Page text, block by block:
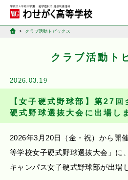
クラブ活動トピックス
クラブ活動ト
2026.03.19
【女子硬式野球部】第27回
硬式野球選抜大会に出場し
2026年3月20日（金・祝）から開
等学校女子硬式野球選抜大会」に
キャンパス女子硬式野球部が出場